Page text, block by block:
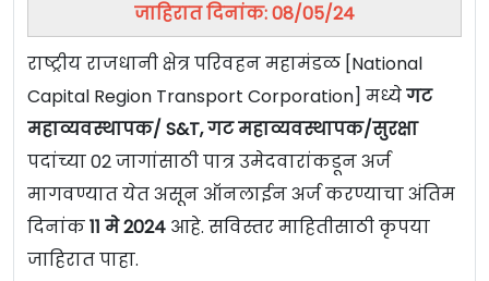
जाहिरात दिनांक: 08/05/24
राष्ट्रीय राजधानी क्षेत्र परिवहन महामंडळ [National
Capital Region Transport Corporation] मध्येगट
महाव्यवस्थापक/ S&T, गट महाव्यवस्थापक/सुरक्षा
पदांच्या 02 जागांसाठी पात्र उमेदवारांकडून अर्ज
मागवण्यात येत असून ऑनलाईन अर्ज करण्याचा अंतिम
दिनांक11 मे 2024 आहे. सविस्तर माहितीसाठी कृपया
जाहिरात पाहा.